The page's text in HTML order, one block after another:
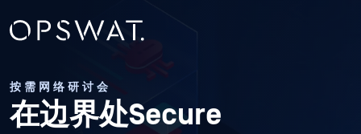
按需网络研讨会
在边界处Secure